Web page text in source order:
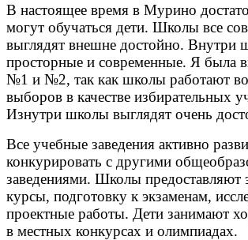
В настоящее время в Мурино
могут обучаться дети. Школы все
выглядят внешне достойно. Внутри
просторные и современные. Я была
№1 и №2, так как школы работают
выборов в качестве избирательных
Изнутри школы выглядят очень
Все учебные заведения активно
конкурировать с другими
заведениями. Школы предоставляют
курсы, подготовку к экзаменам,
проектные работы. Дети занимают
в местных конкурсах и олимпиадах.